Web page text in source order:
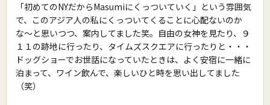
「初めてのNYだからMasumiにくっついていく」という雰囲気
で、このアジア人の私にくっついてくることに心配ないのか
な〜と思いつつ、案内してました笑。自由の女神を見たり、９
１１の跡地に行ったり、タイムズスクエアに行ったりと・・・
ドッグショーでお世話になっていたときは、よく安宿に一緒に
泊まって、ワイン飲んで、楽しいひと時を思い出してました
（笑）